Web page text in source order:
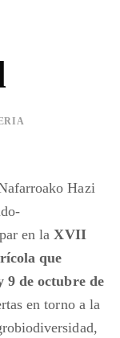
Hazi
en laXVII
que
9 de octubre de
en torno a la